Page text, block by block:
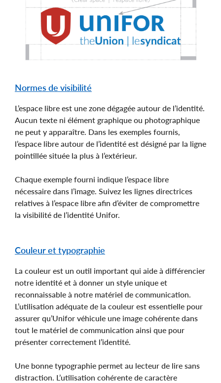
Normes de visibilité
L’espace libre est une zone dégagée autour de l’identité.
Aucun texte ni élément graphique ou photographique
ne peut y apparaître. Dans les exemples fournis,
l’espace libre autour de l’identité est désigné par la ligne
pointillée située la plus à l’extérieur.
Chaque exemple fourni indique l’espace libre
nécessaire dans l’image. Suivez les lignes directrices
relatives à l’espace libre afin d’éviter de compromettre
la visibilité de l’identité Unifor.
Couleur et typographie
La couleur est un outil important qui aide à différencier
notre identité et à donner un style unique et
reconnaissable à notre matériel de communication.
L’utilisation adéquate de la couleur est essentielle pour
assurer qu’Unifor véhicule une image cohérente dans
tout le matériel de communication ainsi que pour
présenter correctement l’identité.
Une bonne typographie permet au lecteur de lire sans
distraction. L’utilisation cohérente de caractère